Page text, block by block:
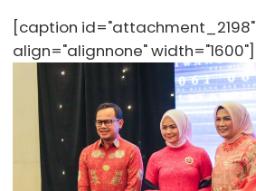
[caption id="attachment_2198"
align="alignnone" width="1600"]